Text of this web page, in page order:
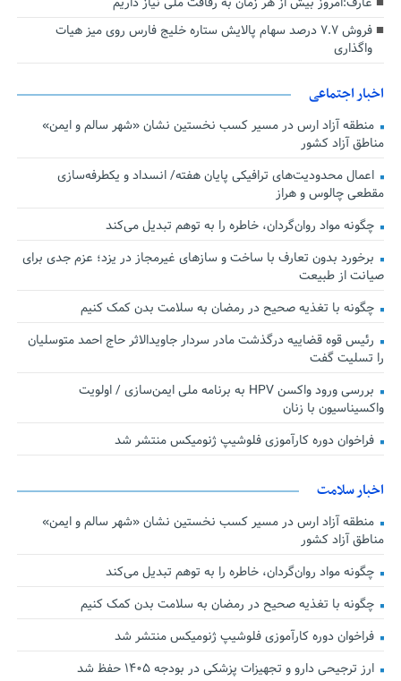
فروش ۷.۷ درصد سهام پالایش ستاره خلیج فارس روی میز هیات
واگذاری
اخبار اجتماعی
منطقه آزاد ارس در مسیر کسب نخستین نشان «شهر سالم و ایمن»
مناطق آزاد کشور
اعمال محدودیت‌های ترافیکی پایان هفته/ انسداد و یکطرفه‌سازی
مقطعی چالوس و هراز
چگونه مواد روان‌گردان، خاطره را به توهم تبدیل می‌کند
برخورد بدون تعارف با ساخت‌ و سازهای غیرمجاز در یزد؛ عزم جدی برای
صیانت از طبیعت
چگونه با تغذیه صحیح در رمضان به سلامت بدن کمک کنیم
رئیس قوه قضاییه درگذشت مادر سردار جاویدالاثر حاج احمد متوسلیان
را تسلیت گفت
بررسی ورود واکسن HPV به برنامه ملی ایمن‌سازی / اولویت
واکسیناسیون با زنان
فراخوان دوره کارآموزی فلوشیپ ژنومیکس منتشر شد
اخبار سلامت
منطقه آزاد ارس در مسیر کسب نخستین نشان «شهر سالم و ایمن»
مناطق آزاد کشور
چگونه مواد روان‌گردان، خاطره را به توهم تبدیل می‌کند
چگونه با تغذیه صحیح در رمضان به سلامت بدن کمک کنیم
فراخوان دوره کارآموزی فلوشیپ ژنومیکس منتشر شد
ارز ترجیحی دارو و تجهیزات پزشکی در بودجه ۱۴۰۵ حفظ شد